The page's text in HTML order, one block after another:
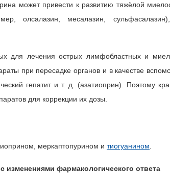
может привести к развитию тяжёлой
олсалазин, месалазин,
для лечения острых лимфобластных и
при пересадке органов и в качестве
гепатит и т. д. (азатиоприн). Поэтому
для коррекции их дозы.
меркаптопурином и тиогуанином
фармакологического ответа